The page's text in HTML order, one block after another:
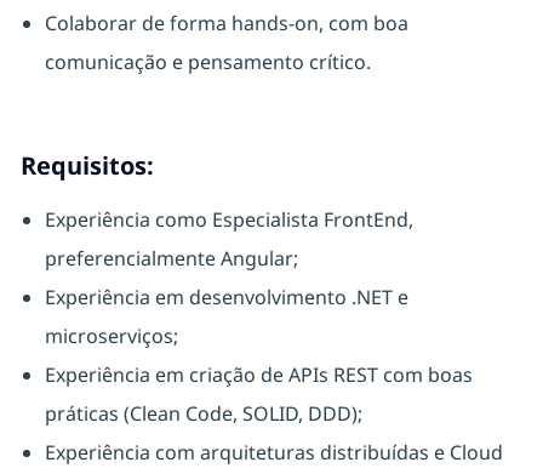
Colaborar de forma hands-on, com boa
comunicação e pensamento crítico.
Requisitos:
Experiência como Especialista FrontEnd,
preferencialmente Angular;
Experiência em desenvolvimento .NET e
microserviços;
Experiência em criação de APIs REST com boas
práticas (Clean Code, SOLID, DDD);
Experiência com arquiteturas distribuídas e Cloud